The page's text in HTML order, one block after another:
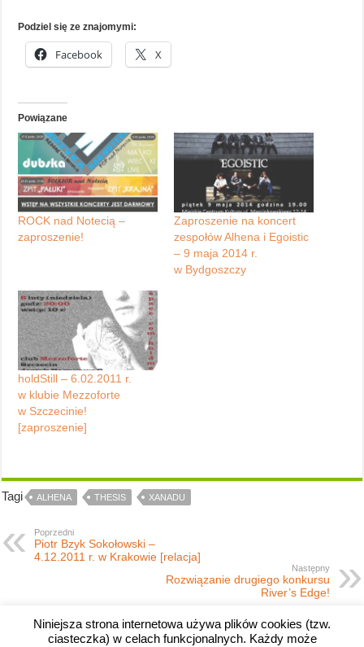
Podziel się ze znajomymi:
Facebook X
Powiązane
ROCK nad Notecią –
zaproszenie!
Zaproszenie na koncert
zespołów Alhena i Egoistic
– 9 maja 2014 r.
w Bydgoszczy
holdStill – 6.02.2011 r.
w klubie Mezzoforte
w Szczecinie!
[zaproszenie]
Tagi ALHENA THESIS XANADU
Poprzedni
Piotr Bzyk Sokołowski –
4.12.2011 r. w Krakowie [relacja]
Następny
Rozwiązanie drugiego konkursu
River’s Edge!
Niniejsza strona internetowa używa plików cookies (tzw.
ciasteczka) w celach funkcjonalnych. Każdy może